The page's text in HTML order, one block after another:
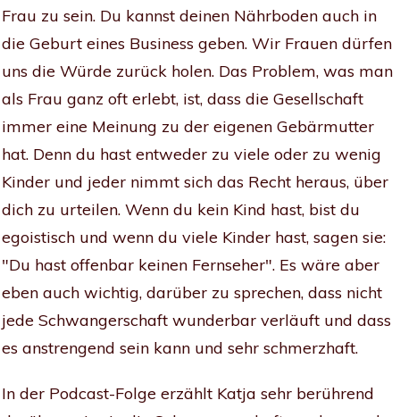
Frau zu sein. Du kannst deinen Nährboden auch in
die Geburt eines Business geben. Wir Frauen dürfen
uns die Würde zurück holen. Das Problem, was man
als Frau ganz oft erlebt, ist, dass die Gesellschaft
immer eine Meinung zu der eigenen Gebärmutter
hat. Denn du hast entweder zu viele oder zu wenig
Kinder und jeder nimmt sich das Recht heraus, über
dich zu urteilen. Wenn du kein Kind hast, bist du
egoistisch und wenn du viele Kinder hast, sagen sie:
"Du hast offenbar keinen Fernseher". Es wäre aber
eben auch wichtig, darüber zu sprechen, dass nicht
jede Schwangerschaft wunderbar verläuft und dass
es anstrengend sein kann und sehr schmerzhaft.
In der Podcast-Folge erzählt Katja sehr berührend